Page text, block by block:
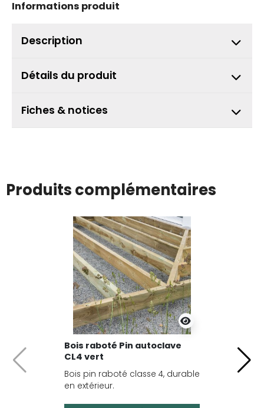
Informations produit
Description
Détails du produit
Fiches & notices
Produits complémentaires
Bois raboté Pin autoclave
CL4 vert
Bois pin raboté classe 4, durable
en extérieur.
Précédent